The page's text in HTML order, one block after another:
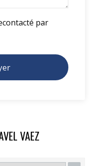
par
VAEZ